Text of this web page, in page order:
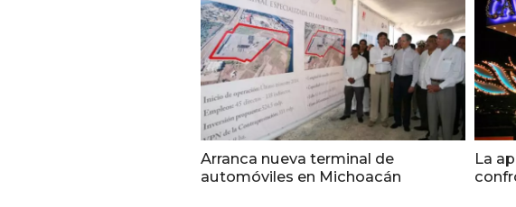
Arranca nueva terminal de
automóviles en Michoacán
La